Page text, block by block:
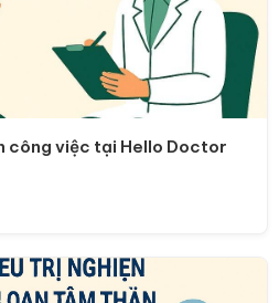
công việc tại Hello Doctor